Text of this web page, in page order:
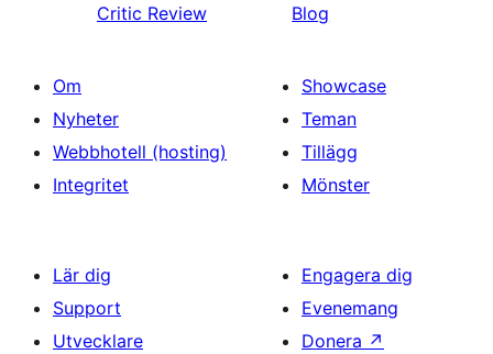
Critic Review
Blog
Om
Nyheter
Webbhotell (hosting)
Integritet
Showcase
Teman
Tillägg
Mönster
Lär dig
Support
Utvecklare
Engagera dig
Evenemang
Donera ↗